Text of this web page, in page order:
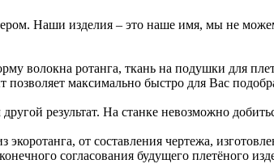
Наши изделия – это наше имя, мы не
волокна ротанга, ткань на подушки для
максимально быстро для Вас
результат. На станке невозможно
от составления чертежа,
согласования будущего плетёного